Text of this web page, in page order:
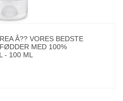
Â?? VORES BEDSTE
MED 100%
- 100 ML